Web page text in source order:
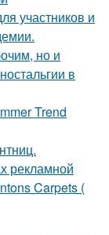
участников и
но и
в
Trend
рекламной
Carpets (